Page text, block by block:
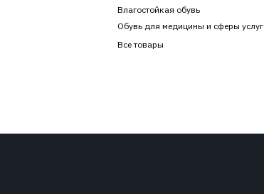
Влагостойкая обувь
Обувь для медицины и сферы услуг
Все товары